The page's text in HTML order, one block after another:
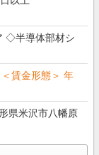
◇半導体部材シ
賃金形態＞ 年
県米沢市八幡原